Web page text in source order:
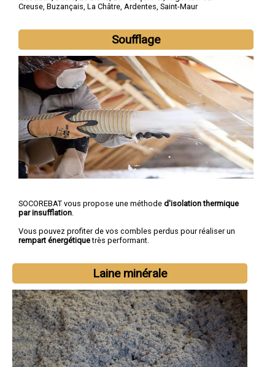
Creuse, Buzançais, La Châtre, Ardentes, Saint-Maur
Soufflage
SOCOREBAT vous propose une méthode d'isolation thermique
par insufflation.
Vous pouvez profiter de vos combles perdus pour réaliser un
rempart énergétiquetrès performant.
Laine minérale